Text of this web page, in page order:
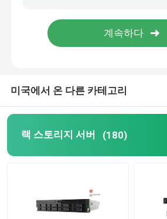
WLAN 장치
하드 드라이브 HDD
내부 하드 드라이브 SSD
인텔 CPU 프로세서
미국에서 온 다른 카테고리
랙 스토리지 서버 (180)